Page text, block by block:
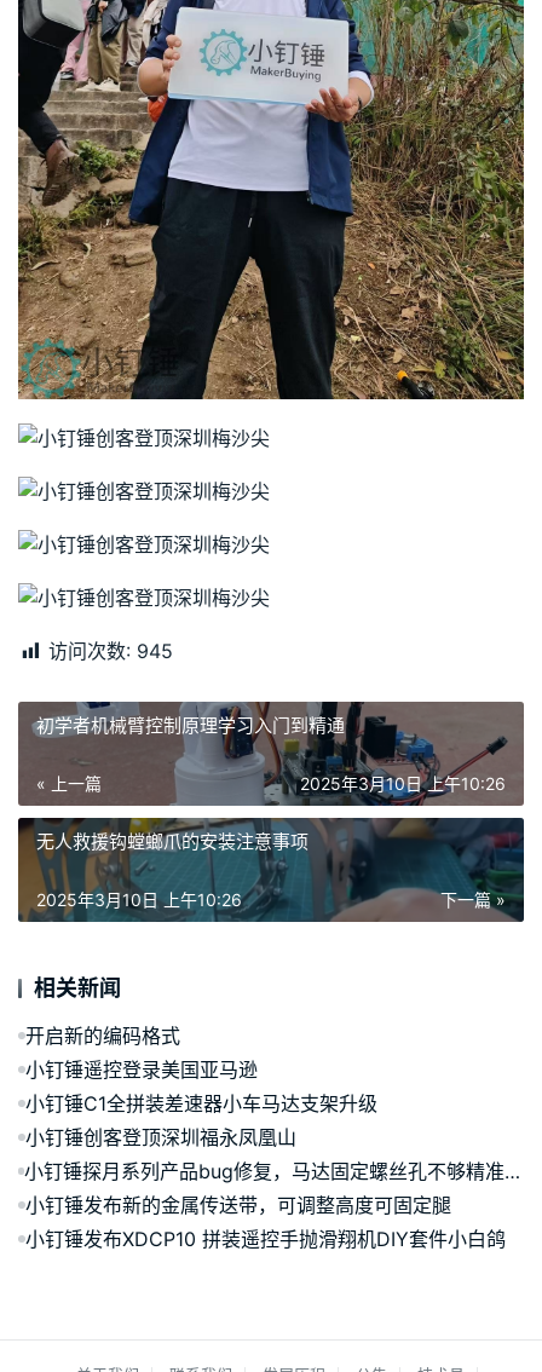
访问次数: 945
初学者机械臂控制原理学习入门到精通
« 上一篇 2025年3月10日 上午10:26
无人救援钩螳螂爪的安装注意事项
下一篇 »
2025年3月10日 上午10:26
相关新闻
开启新的编码格式
小钉锤遥控登录美国亚马逊
小钉锤C1全拼装差速器小车马达支架升级
小钉锤创客登顶深圳福永凤凰山
小钉锤探月系列产品bug修复，马达固定螺丝孔不够精准的bug已经修复
小钉锤发布新的金属传送带，可调整高度可固定腿
小钉锤发布XDCP10 拼装遥控手抛滑翔机DIY套件小白鸽